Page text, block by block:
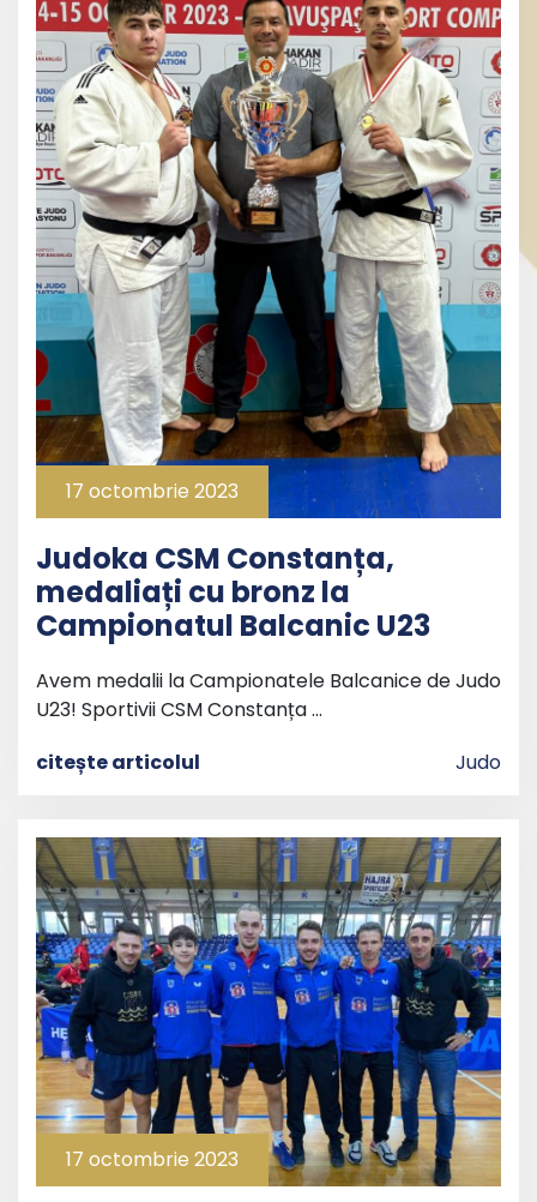
17 octombrie 2023
Judoka CSM Constanța,
medaliați cu bronz la
Campionatul Balcanic U23
Avem medalii la Campionatele Balcanice de Judo
U23! Sportivii CSM Constanța …
citește articolul
Judo
17 octombrie 2023